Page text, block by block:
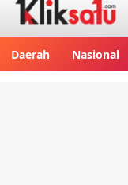
Daerah Nasional